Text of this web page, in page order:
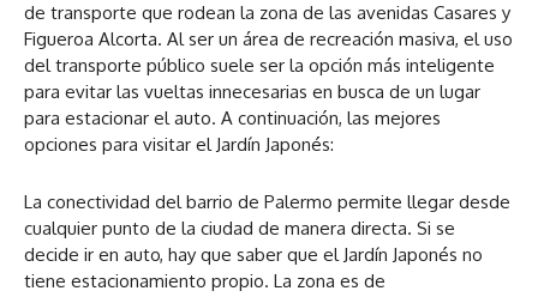
de transporte que rodean la zona de las avenidas Casares y
Figueroa Alcorta. Al ser un área de recreación masiva, el uso
del transporte público suele ser la opción más inteligente
para evitar las vueltas innecesarias en busca de un lugar
para estacionar el auto. A continuación, las mejores
opciones para visitar el Jardín Japonés:
La conectividad del barrio de Palermo permite llegar desde
cualquier punto de la ciudad de manera directa. Si se
decide ir en auto, hay que saber que el Jardín Japonés no
tiene estacionamiento propio. La zona es de